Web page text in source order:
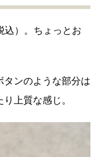
込）。ちょっとお
タンのような部分は
上質な感じ。